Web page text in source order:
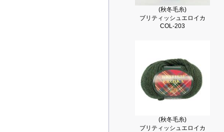
(秋冬毛糸)
ブリティッシュエロイカ
COL-203
(秋冬毛糸)
ブリティッシュエロイカ